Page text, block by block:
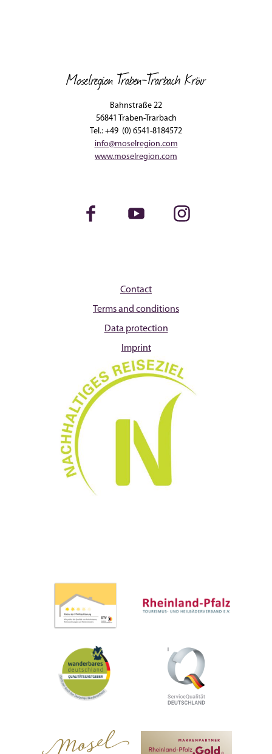
Moselregion Traben-Trarbach Kröv
Bahnstraße 22
56841 Traben-Trarbach
Tel.: +49 (0) 6541-8184572
info@moselregion.com
www.moselregion.com
Facebook Youtube Instagram
Contact
Terms and conditions
Data protection
Imprint